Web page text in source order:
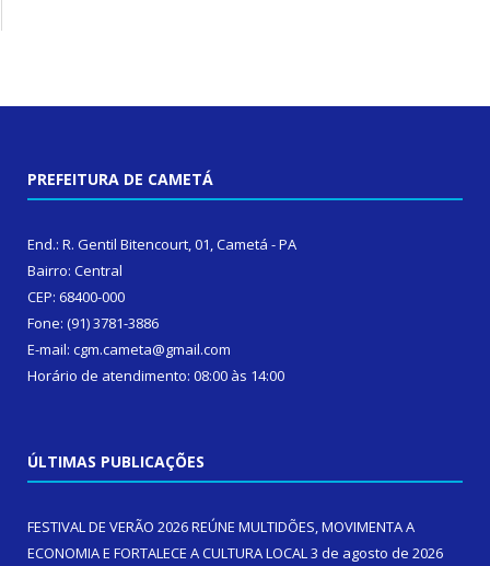
PREFEITURA DE CAMETÁ
End.: R. Gentil Bitencourt, 01, Cametá - PA
Bairro: Central
CEP: 68400-000
Fone: (91) 3781-3886
E-mail: cgm.cameta@gmail.com
Horário de atendimento: 08:00 às 14:00
ÚLTIMAS PUBLICAÇÕES
FESTIVAL DE VERÃO 2026 REÚNE MULTIDÕES, MOVIMENTA A
ECONOMIA E FORTALECE A CULTURA LOCAL3 de agosto de 2026